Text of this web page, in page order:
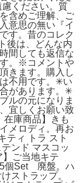
ください。質
含めご理解、ご
意思の無い『イ
す。昔のコレク
後は、どんな内
間しても返信な
。※コメントや
きます。購入し
不用です。✳︎い
があります。✳︎
ルの元になりま
宜しくお願い致
在庫商品】きも
メロディ。再お
ティ トラ スト
ンド マスコッ
ご当地キテ
個Set 廃盤。ハ
ストラップ。